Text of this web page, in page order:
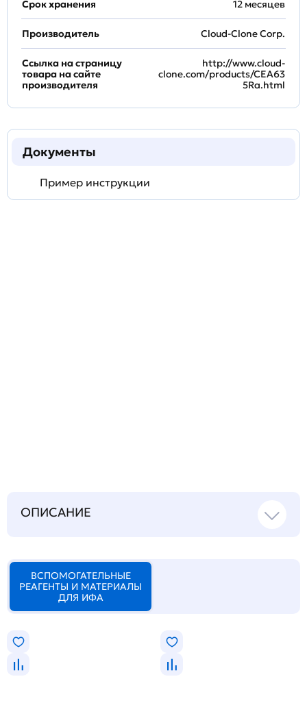
Срок хранения 12 месяцев
Производитель Cloud-Clone Corp.
Ссылка на страницу
товара на сайте
производителя
http://www.cloud-
clone.com/products/CEA63
5Ra.html
Документы
Пример инструкции
ОПИСАНИЕ
ВСПОМОГАТЕЛЬНЫЕ
РЕАГЕНТЫ И МАТЕРИАЛЫ
ДЛЯ ИФА